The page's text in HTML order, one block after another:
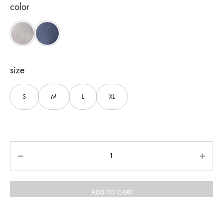
color
Grey Navy
size
S M L XL
ADD TO CART